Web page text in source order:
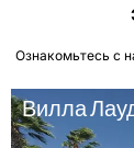
Ознакомьтесь с
Вилла